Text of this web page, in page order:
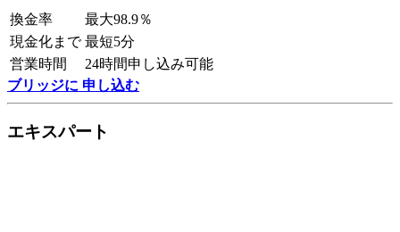
換金率
最大98.9％
現金化まで 最短5分
営業時間
24時間申し込み可能
ブリッジに 申し込む
エキスパート